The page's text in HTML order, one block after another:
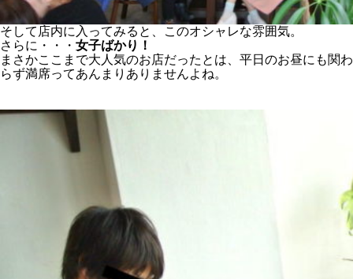
そして店内に入ってみると、このオシャレな雰囲気。
さらに・・・ 女子ばかり！
まさかここまで大人気のお店だったとは、平日のお昼にも関わ
らず満席ってあんまりありませんよね。